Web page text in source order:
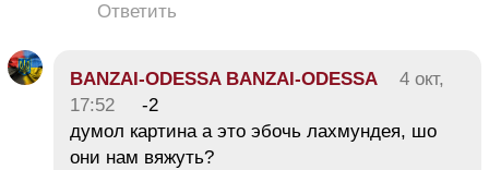
Ответить
BANZAI-ODESSA BANZAI-ODESSA
4 окт,
17:52
-2
думол картина а это эбочь лахмундея, шо
они нам вяжуть?